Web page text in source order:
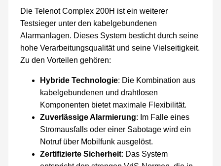
Die Telenot Complex 200H ist ein weiterer
Testsieger unter den kabelgebundenen
Alarmanlagen. Dieses System besticht durch seine
hohe Verarbeitungsqualität und seine Vielseitigkeit.
Zu den Vorteilen gehören:
Hybride Technologie: Die Kombination aus
kabelgebundenen und drahtlosen
Komponenten bietet maximale Flexibilität.
Zuverlässige Alarmierung: Im Falle eines
Stromausfalls oder einer Sabotage wird ein
Notruf über Mobilfunk ausgelöst.
Zertifizierte Sicherheit: Das System